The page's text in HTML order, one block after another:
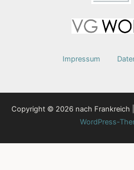
Impressum
Copyright © 2026 nach Frankreich
WordPress-